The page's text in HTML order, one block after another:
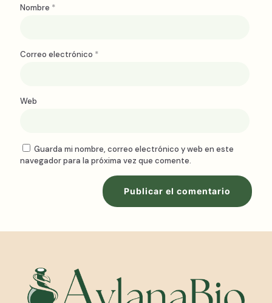
Nombre *
Correo electrónico *
Web
Guarda mi nombre, correo electrónico y web en este
navegador para la próxima vez que comente.